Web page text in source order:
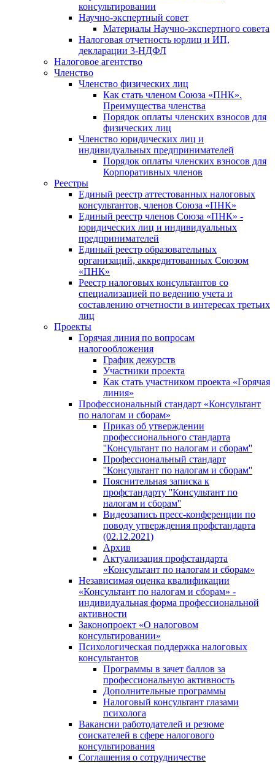
консультировании
Научно-экспертный совет
Материалы Научно-экспертного совета
Налоговая отчетность юрлиц и ИП,
декларации 3-НДФЛ
Налоговое агентство
Членство
Членство физических лиц
Как стать членом Союза «ПНК».
Преимущества членства
Порядок оплаты членских взносов для
физических лиц
Членство юридических лиц и
индивидуальных предпринимателей
Порядок оплаты членских взносов для
Корпоративных членов
Реестры
Единый реестр аттестованных налоговых
консультантов, членов Союза «ПНК»
Единый реестр членов Союза «ПНК» -
юридических лиц и индивидуальных
предпринимателей
Единый реестр образовательных
организаций, аккредитованных Союзом
«ПНК»
Реестр налоговых консультантов со
специализацией по ведению учета и
составлению отчетности в интересах третьих
лиц
Проекты
Горячая линия по вопросам
налогообложения
График дежурств
Участники проекта
Как стать участником проекта «Горячая
линия»
Профессиональный стандарт «Консультант
по налогам и сборам»
Приказ об утверждении
профессионального стандарта
''Консультант по налогам и сборам''
Профессиональный стандарт
''Консультант по налогам и сборам''
Пояснительная записка к
профстандарту ''Консультант по
налогам и сборам''
Видеозапись пресс-конференции по
поводу утверждения профстандарта
(02.12.2021)
Архив
Актуализация профстандарта
«Консультант по налогам и сборам»
Независимая оценка квалификации
«Консультант по налогам и сборам» -
индивидуальная форма профессиональной
активности
Законопроект «О налоговом
консультировании»
Психологическая поддержка налоговых
консультантов
Программы в зачет баллов за
профессиональную активность
Дополнительные программы
Налоговый консультант глазами
психолога
Вакансии работодателей и резюме
соискателей в сфере налогового
консультирования
Соглашения о сотрудничестве